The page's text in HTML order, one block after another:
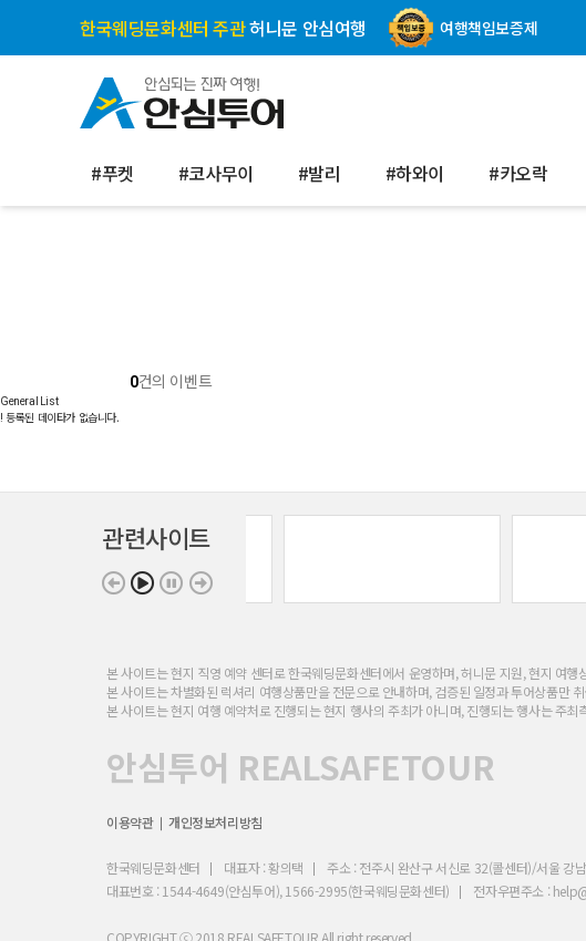
한국웨딩문화센터 주관허니문 안심여행 여행책임보증제
#푸켓 #코사무이 #발리 #하와이 #카오락
0건의 이벤트
General List
! 등록된 데이타가 없습니다.
관련사이트
본 사이트는 현지 직영 예약 센터로 한국웨딩문화센터에서 운영하며, 허니문 지원, 현지 여
본 사이트는 차별화된 럭셔리 여행상품만을 전문으로 안내하며, 검증된 일정과 투어상품만
본 사이트는 현지 여행 예약처로 진행되는 현지 행사의 주최가 아니며, 진행되는 행사는 주
안심투어 REALSAFETOUR
이용약관 개인정보처리방침
한국웨딩문화센터 대표자 : 황의택
주소 : 전주시 완산구 서신로 32(콜센터)/서울 강
대표번호 : 1544-4649(안심투어), 1566-2995(한국웨딩문화센터)
전자우편주소 :
COPYRIGHT ⓒ 2018 REALSAFETOUR All right reserved.